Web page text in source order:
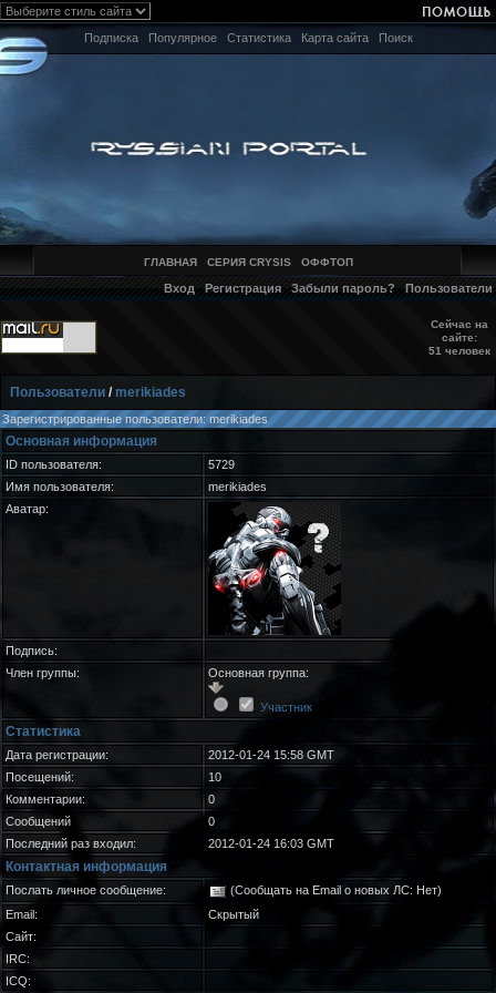
Подписка Популярное Статистика Карта сайта Поиск
ГЛАВНАЯ СЕРИЯ CRYSIS ОФФТОП
Вход Регистрация Забыли пароль? Пользователи
Сейчас на
сайте:
51 человек
Пользователи / merikiades
Зарегистрированные пользователи: merikiades
Основная информация
ID пользователя:
5729
Имя пользователя:
merikiades
Аватар:
Подпись:
Член группы:
Основная группа:
Участник
Статистика
Дата регистрации:
2012-01-24 15:58 GMT
Посещений:
10
Комментарии:
0
Сообщений
0
Последний раз входил:
2012-01-24 16:03 GMT
Контактная информация
Послать личное сообщение:
(Сообщать на Email о новых ЛС: Нет)
Email:
Скрытый
Сайт:
IRC:
ICQ: